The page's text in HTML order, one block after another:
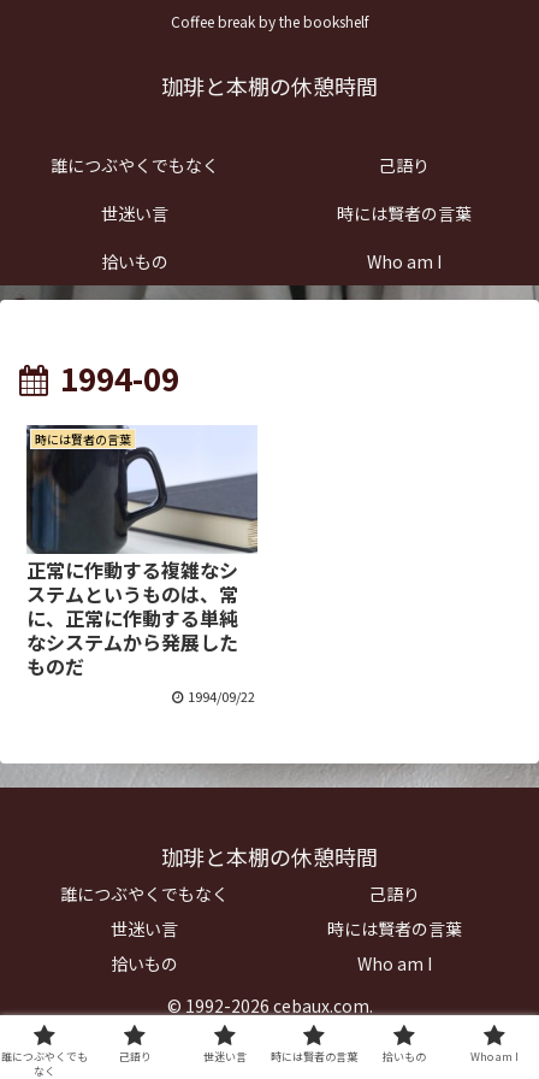
Coffee break by the bookshelf
珈琲と本棚の休憩時間
誰につぶやくでもなく
己語り
世迷い言
時には賢者の言葉
拾いもの
Who am I
1994-09
時には賢者の言葉
正常に作動する複雑なシ
ステムというものは、常
に、正常に作動する単純
なシステムから発展した
ものだ
1994/09/22
珈琲と本棚の休憩時間
誰につぶやくでもなく
己語り
世迷い言
時には賢者の言葉
拾いもの
Who am I
© 1992-2026 cebaux.com.
誰につぶやくでも
なく
己語り 世迷い言 時には賢者の言葉 拾いもの Who am I